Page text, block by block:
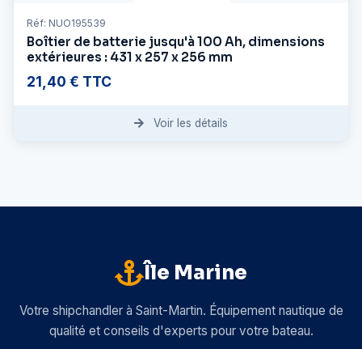
Réf: NUO195539
Boîtier de batterie jusqu'à 100 Ah, dimensions
extérieures : 431 x 257 x 256 mm
21,40 € TTC
Voir les détails
Île Marine
Votre shipchandler à Saint-Martin. Équipement nautique de
qualité et conseils d'experts pour votre bateau.